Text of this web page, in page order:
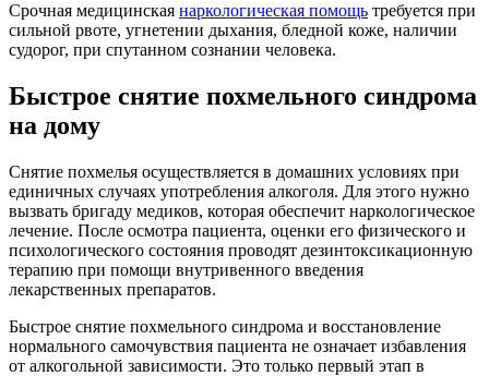
Срочная медицинская наркологическая помощь требуется при
сильной рвоте, угнетении дыхания, бледной коже, наличии
судорог, при спутанном сознании человека.
Быстрое снятие похмельного синдрома
на дому
Снятие похмелья осуществляется в домашних условиях при
единичных случаях употребления алкоголя. Для этого нужно
вызвать бригаду медиков, которая обеспечит наркологическое
лечение. После осмотра пациента, оценки его физического и
психологического состояния проводят дезинтоксикационную
терапию при помощи внутривенного введения
лекарственных препаратов.
Быстрое снятие похмельного синдрома и восстановление
нормального самочувствия пациента не означает избавления
от алкогольной зависимости. Это только первый этап в